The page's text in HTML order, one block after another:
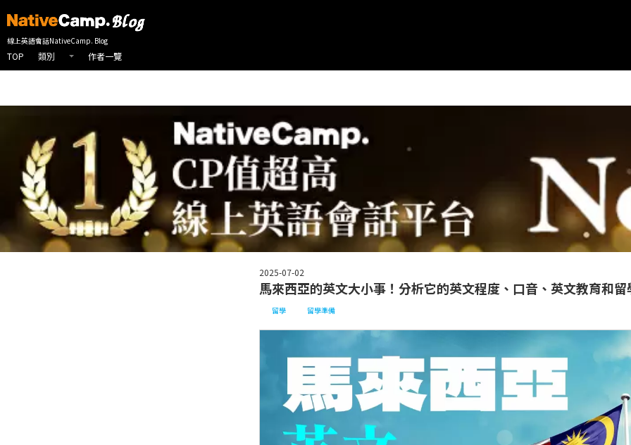
線上英會話首頁 NativeCamp 英會話部落格
線上英語會話NativeCamp. Blog
TOP 類別 作者一覽
2025-07-02
馬來西亞的英文大小事！分析它的英文程度、口音、英文教育和留
留學 留學準備